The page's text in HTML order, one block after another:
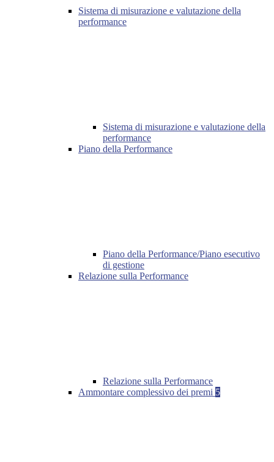
Sistema di misurazione e valutazione della
performance
Sistema di misurazione e valutazione della
performance
Piano della Performance
Piano della Performance/Piano esecutivo
di gestione
Relazione sulla Performance
Relazione sulla Performance
Ammontare complessivo dei premi 5